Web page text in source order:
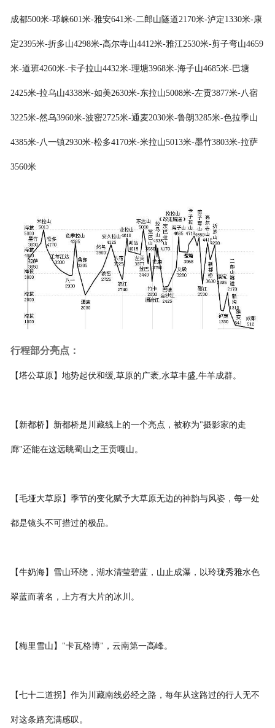
成都500米-邛崃601米-雅安641米-二郎山隧道2170米-泸定1330米-康
定2395米-折多山4298米-高尔寺山4412米-雅江2530米-剪子弯山4659
米-道班4260米-卡子拉山4432米-理塘3968米-海子山4685米-巴塘
2425米-拉乌山4338米-如美2630米-东拉山5008米-左贡3877米-八宿
3225米-然乌3960米-波密2725米-通麦2030米-鲁朗3285米-色拉季山
4385米-八一镇2930米-松多4170米-米拉山5013米-墨竹3803米-拉萨
3560米
行程部分亮点：
【塔公草原】地势起伏和缓,草原的广袤,水草丰盛,牛羊成群。
【新都桥】新都桥是川藏线上的一个亮点，被称为"摄影家的走
廊"还能在这远眺蜀山之王贡嘎山。
【毛垭大草原】季节的变化赋予大草原无边的神韵与风姿，每一处
都是镜头不可措过的极品。
【牛奶海】雪山环绕，湖水清莹碧蓝，山止成瀑，以玲珑秀雅水色
翠蓝而著名，上方有大片的冰川。
【梅里雪山】"卡瓦格博"，云南第一高峰。
【七十二道拐】作为川藏南线必经之路，每年从这路过的行人无不
对这条路充满感叹。